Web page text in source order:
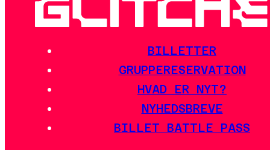
BILLETTER
GRUPPERESERVATION
HVAD ER NYT?
NYHEDSBREVE
BILLET BATTLE PASS